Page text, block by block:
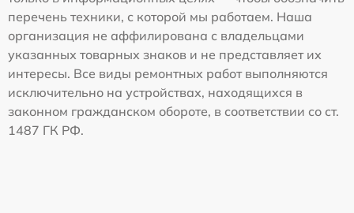
перечень техники, с которой мы работаем. Наша
организация не аффилирована с владельцами
указанных товарных знаков и не представляет их
интересы. Все виды ремонтных работ выполняются
исключительно на устройствах, находящихся в
законном гражданском обороте, в соответствии со ст.
1487 ГК РФ.